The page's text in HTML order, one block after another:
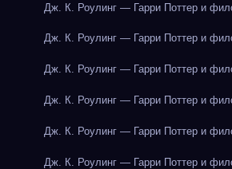
Дж. К. Роулинг — Гарри Поттер и
Дж. К. Роулинг — Гарри Поттер и
Дж. К. Роулинг — Гарри Поттер и
Дж. К. Роулинг — Гарри Поттер и
Дж. К. Роулинг — Гарри Поттер и
Дж. К. Роулинг — Гарри Поттер и